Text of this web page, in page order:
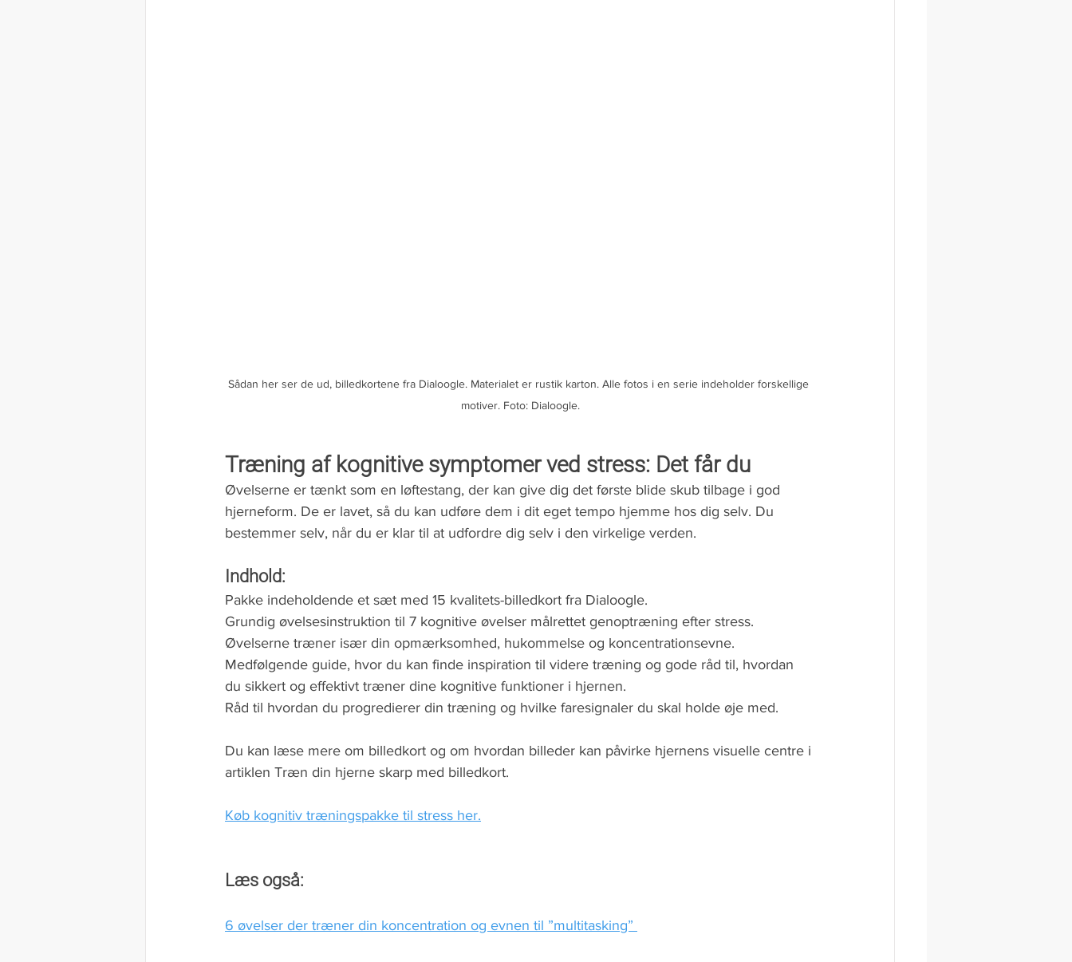
Sådan her ser de ud, billedkortene fra Dialoogle. Materialet er rustik karton. Alle fotos i en serie indeholder forskellige
motiver. Foto: Dialoogle.
Træning af kognitive symptomer ved stress: Det får du
Øvelserne er tænkt som en løftestang, der kan give dig det første blide skub tilbage i god
hjerneform. De er lavet, så du kan udføre dem i dit eget tempo hjemme hos dig selv. Du
bestemmer selv, når du er klar til at udfordre dig selv i den virkelige verden.
Indhold:
Pakke indeholdende et sæt med 15 kvalitets-billedkort fra Dialoogle.
Grundig øvelsesinstruktion til 7 kognitive øvelser målrettet genoptræning efter stress.
Øvelserne træner især din opmærksomhed, hukommelse og koncentrationsevne.
Medfølgende guide, hvor du kan finde inspiration til videre træning og gode råd til, hvordan
du sikkert og effektivt træner dine kognitive funktioner i hjernen.
Råd til hvordan du progredierer din træning og hvilke faresignaler du skal holde øje med.
Du kan læse mere om billedkort og om hvordan billeder kan påvirke hjernens visuelle centre i
artiklen Træn din hjerne skarp med billedkort.
Køb kognitiv træningspakke til stress her.
Læs også:
6 øvelser der træner din koncentration og evnen til ”multitasking”